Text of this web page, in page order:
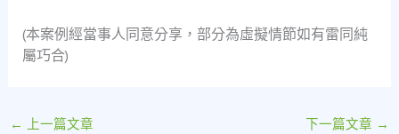
(本案例經當事人同意分享，部分為虛擬情節如有雷同純
屬巧合)
← 上一篇文章 下一篇文章 →